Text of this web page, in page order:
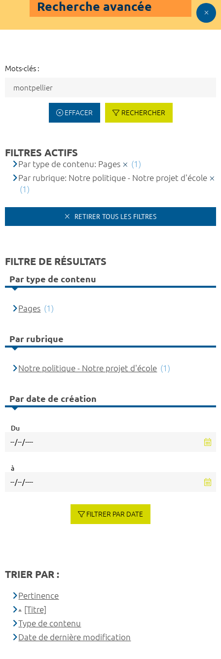
Recherche avancée
Mots-clés :
EFFACER RECHERCHER
FILTRES ACTIFS
Par type de contenu: Pages
(1)
Par rubrique: Notre politique - Notre projet d'école
(1)
RETIRER TOUS LES FILTRES
FILTRE DE RÉSULTATS
Par type de contenu
Pages (1)
Par rubrique
Notre politique - Notre projet d'école (1)
Par date de création
Du
à
FILTRER PAR DATE
TRIER PAR :
Pertinence
[Titre]
Type de contenu
Date de dernière modification